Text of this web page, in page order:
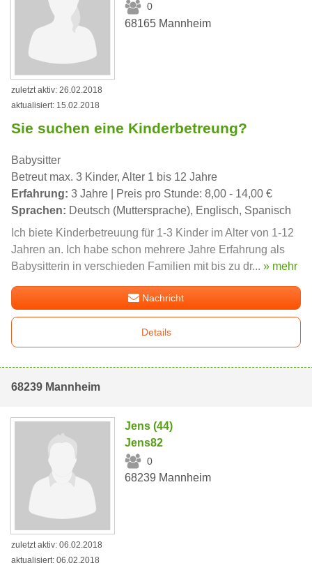
0
68165 Mannheim
zuletzt aktiv: 26.02.2018
aktualisiert: 15.02.2018
Sie suchen eine Kinderbetreung?
Babysitter
Betreut max. 3 Kinder, Alter 1 bis 12 Jahre
Erfahrung: 3 Jahre | Preis pro Stunde: 8,00 - 14,00 €
Sprachen: Deutsch (Muttersprache), Englisch, Spanisch
Ich biete Kinderbetreuung für 1-3 Kinder im Alter von 1-12
Jahren an. Ich habe schon mehrere Jahre Erfahrung als
Babysitterin in verschieden Familien mit bis zu dr... » mehr
Nachricht
Details
68239 Mannheim
Jens (44)
Jens82
0
68239 Mannheim
zuletzt aktiv: 06.02.2018
aktualisiert: 06.02.2018